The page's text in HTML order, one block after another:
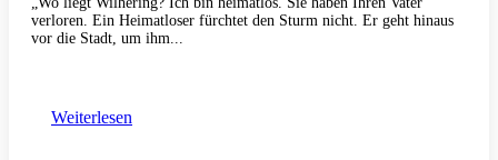
verloren. Ein Heimatloser fürchtet den Sturm nicht. Er geht hinaus
vor die Stadt, um ihm...
Weiterlesen